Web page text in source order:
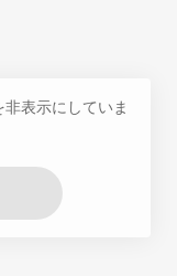
表示にしていま